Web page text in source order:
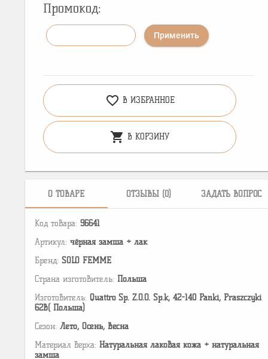
Промокод:
Применить
favorite_border В ИЗБРАННОЕ
shopping_cart В КОРЗИНУ
О ТОВАРЕ ОТЗЫВЫ (0) ЗАДАТЬ ВОПРОС
Код товара: 96641
Артикул: чёрная замша + лак
Бренд: SOLO FEMME
Страна изготовитель: Польша
Изготовитель: Quattro Sp. Z.O.O. Sp.k, 42-140 Panki, Praszczyki
62B( Польша)
Сезон: Лето, Осень, Весна
Материал верха: Натуральная лаковая кожа + натуральная
замша